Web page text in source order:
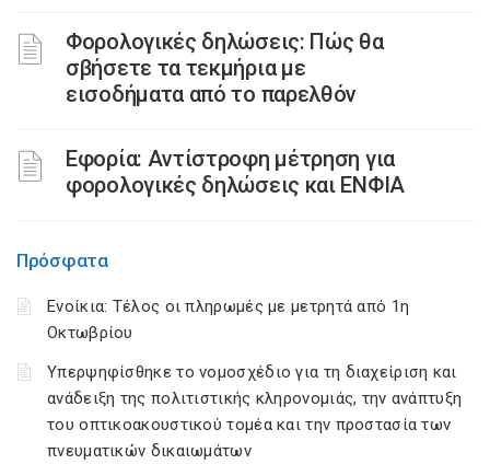
Φορολογικές δηλώσεις: Πώς θα
σβήσετε τα τεκμήρια με
εισοδήματα από το παρελθόν
Εφορία: Αντίστροφη μέτρηση για
φορολογικές δηλώσεις και ΕΝΦΙΑ
Πρόσφατα
Ενοίκια: Τέλος οι πληρωμές με μετρητά από 1η
Οκτωβρίου
Υπερψηφίσθηκε το νομοσχέδιο για τη διαχείριση και
ανάδειξη της πολιτιστικής κληρονομιάς, την ανάπτυξη
του οπτικοακουστικού τομέα και την προστασία των
πνευματικών δικαιωμάτων